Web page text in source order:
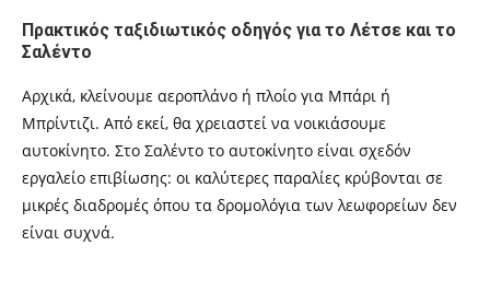
Πρακτικός ταξιδιωτικός οδηγός για το Λέτσε και το
Σαλέντο
Αρχικά, κλείνουμε αεροπλάνο ή πλοίο για Μπάρι ή
Μπρίντιζι. Από εκεί, θα χρειαστεί να νοικιάσουμε
αυτοκίνητο. Στο Σαλέντο το αυτοκίνητο είναι σχεδόν
εργαλείο επιβίωσης: οι καλύτερες παραλίες κρύβονται σε
μικρές διαδρομές όπου τα δρομολόγια των λεωφορείων δεν
είναι συχνά.